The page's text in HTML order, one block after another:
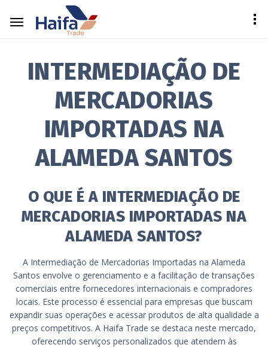
INTERMEDIAÇÃO DE
MERCADORIAS
IMPORTADAS NA
ALAMEDA SANTOS
O QUE É A INTERMEDIAÇÃO DE
MERCADORIAS IMPORTADAS NA
ALAMEDA SANTOS?
A Intermediação de Mercadorias Importadas na Alameda
Santos envolve o gerenciamento e a facilitação de transações
comerciais entre fornecedores internacionais e compradores
locais. Este processo é essencial para empresas que buscam
expandir suas operações e acessar produtos de alta qualidade a
preços competitivos. A Haifa Trade se destaca neste mercado,
oferecendo serviços personalizados que atendem às